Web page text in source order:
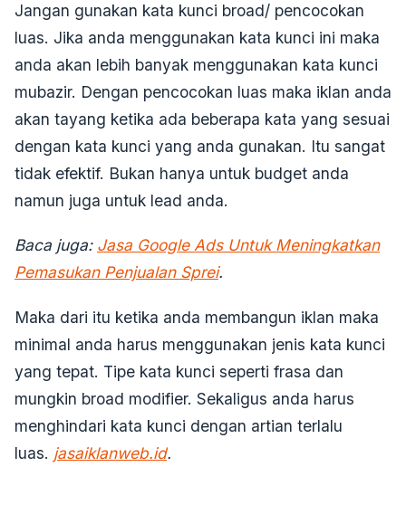
Jangan gunakan kata kunci broad/ pencocokan
luas. Jika anda menggunakan kata kunci ini maka
anda akan lebih banyak menggunakan kata kunci
mubazir. Dengan pencocokan luas maka iklan anda
akan tayang ketika ada beberapa kata yang sesuai
dengan kata kunci yang anda gunakan. Itu sangat
tidak efektif. Bukan hanya untuk budget anda
namun juga untuk lead anda.
Baca juga: Jasa Google Ads Untuk Meningkatkan
Pemasukan Penjualan Sprei.
Maka dari itu ketika anda membangun iklan maka
minimal anda harus menggunakan jenis kata kunci
yang tepat. Tipe kata kunci seperti frasa dan
mungkin broad modifier. Sekaligus anda harus
menghindari kata kunci dengan artian terlalu
luas. jasaiklanweb.id.